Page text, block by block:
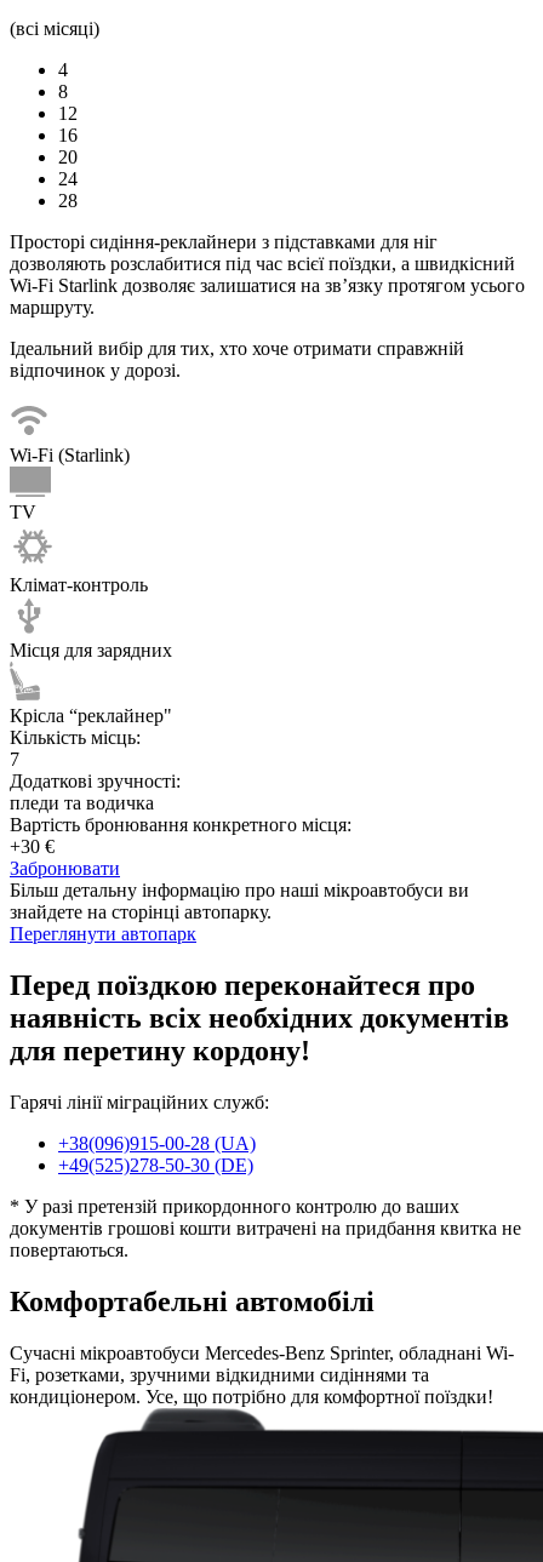
(всі місяці)
4
8
12
16
20
24
28
Просторі сидіння-реклайнери з підставками для ніг
дозволяють розслабитися під час всієї поїздки, а швидкісний
Wi-Fi Starlink дозволяє залишатися на зв’язку протягом усього
маршруту.
Ідеальний вибір для тих, хто хоче отримати справжній
відпочинок у дорозі.
Wi-Fi (Starlink)
TV
Клімат-контроль
Місця для зарядних
Крісла “реклайнер"
Кількість місць:
7
Додаткові зручності:
пледи та водичка
Вартість бронювання конкретного місця:
+30 €
Забронювати
Більш детальну інформацію про наші мікроавтобуси ви
знайдете на сторінці автопарку.
Переглянути автопарк
Перед поїздкою переконайтеся про
наявність всіх необхідних документів
для перетину кордону!
Гарячі лінії міграційних служб:
+38(096)915-00-28 (UA)
+49(525)278-50-30 (DE)
* У разі претензій прикордонного контролю до ваших
документів грошові кошти витрачені на придбання квитка не
повертаються.
Комфортабельні автомобілі
Сучасні мікроавтобуси Mercedes-Benz Sprinter, обладнані Wi-
Fi, розетками, зручними відкидними сидіннями та
кондиціонером. Усе, що потрібно для комфортної поїздки!